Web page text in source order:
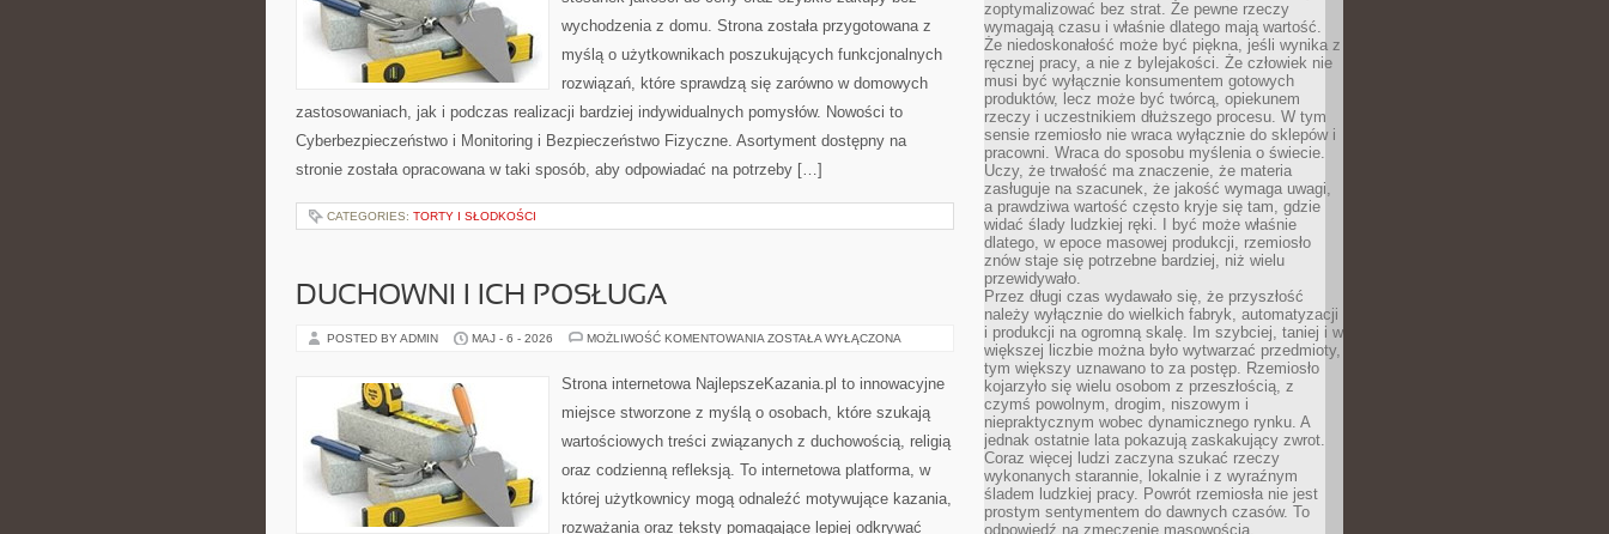
wychodzenia z domu. Strona została przygotowana z
myślą o użytkownikach poszukujących funkcjonalnych
rozwiązań, które sprawdzą się zarówno w domowych
zastosowaniach, jak i podczas realizacji bardziej indywidualnych pomysłów. Nowości to
Cyberbezpieczeństwo i Monitoring i Bezpieczeństwo Fizyczne. Asortyment dostępny na
stronie została opracowana w taki sposób, aby odpowiadać na potrzeby […]
CATEGORIES: TORTY I SŁODKOŚCI
DUCHOWNI I ICH POSŁUGA
POSTED BY ADMIN MAJ - 6 - 2026 MOŻLIWOŚĆ KOMENTOWANIA DUCHOWNI
POSŁUGA
ZOSTAŁA WYŁĄCZONA
Strona internetowa NajlepszeKazania.pl to innowacyjne
miejsce stworzone z myślą o osobach, które szukają
wartościowych treści związanych z duchowością, religią
oraz codzienną refleksją. To internetowa platforma, w
której użytkownicy mogą odnaleźć motywujące kazania,
rozważania oraz teksty pomagające lepiej odkrywać
zoptymalizować bez strat. Że pewne rzeczy
wymagają czasu i właśnie dlatego mają wartość.
Że niedoskonałość może być piękna, jeśli wynika z
ręcznej pracy, a nie z bylejakości. Że człowiek nie
musi być wyłącznie konsumentem gotowych
produktów, lecz może być twórcą, opiekunem
rzeczy i uczestnikiem dłuższego procesu. W tym
sensie rzemiosło nie wraca wyłącznie do sklepów i
pracowni. Wraca do sposobu myślenia o świecie.
Uczy, że trwałość ma znaczenie, że materia
zasługuje na szacunek, że jakość wymaga uwagi,
a prawdziwa wartość często kryje się tam, gdzie
widać ślady ludzkiej ręki. I być może właśnie
dlatego, w epoce masowej produkcji, rzemiosło
znów staje się potrzebne bardziej, niż wielu
przewidywało.
Przez długi czas wydawało się, że przyszłość
należy wyłącznie do wielkich fabryk, automatyzacji
i produkcji na ogromną skalę. Im szybciej, taniej i w
większej liczbie można było wytwarzać przedmioty,
tym większy uznawano to za postęp. Rzemiosło
kojarzyło się wielu osobom z przeszłością, z
czymś powolnym, drogim, niszowym i
niepraktycznym wobec dynamicznego rynku. A
jednak ostatnie lata pokazują zaskakujący zwrot.
Coraz więcej ludzi zaczyna szukać rzeczy
wykonanych starannie, lokalnie i z wyraźnym
śladem ludzkiej pracy. Powrót rzemiosła nie jest
prostym sentymentem do dawnych czasów. To
odpowiedź na zmęczenie masowością,